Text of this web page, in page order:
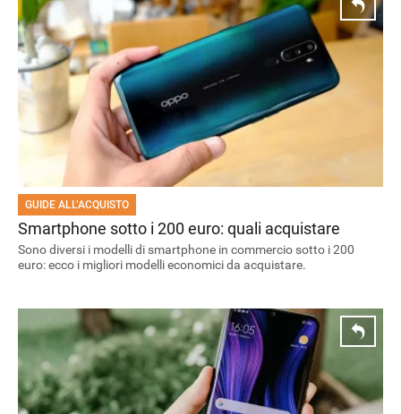
GUIDE ALL’ACQUISTO
Smartphone sotto i 200 euro: quali acquistare
Sono diversi i modelli di smartphone in commercio sotto i 200
euro: ecco i migliori modelli economici da acquistare.